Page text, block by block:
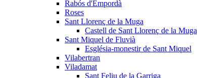
Rabós d'Empordà
Roses
Sant Llorenç de la Muga
Castell de Sant Llorenç de la Muga
Sant Miquel de Fluvià
Església-monestir de Sant Miquel
Vilabertran
Viladamat
Sant Feliu de la Garriga